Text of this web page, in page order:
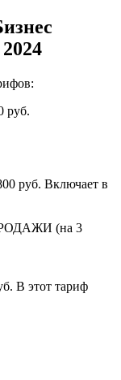
руб.
руб. Включает в
(на 3
В этот тариф